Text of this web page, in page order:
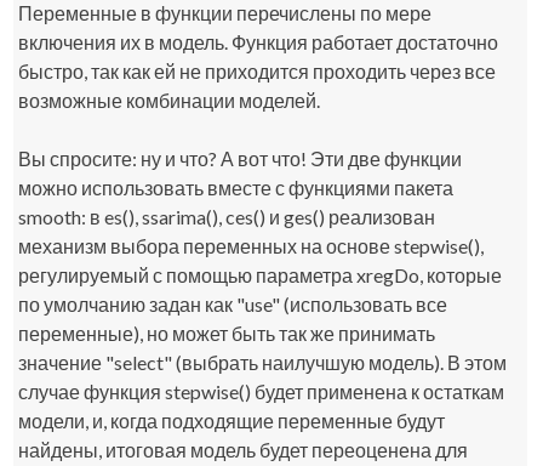
Переменные в функции перечислены по мере
включения их в модель. Функция работает достаточно
быстро, так как ей не приходится проходить через все
возможные комбинации моделей.
Вы спросите: ну и что? А вот что! Эти две функции
можно использовать вместе с функциями пакета
smooth: вes(),ssarima(),ces() иges() реализован
механизм выбора переменных на основеstepwise(),
регулируемый с помощью параметраxregDo, которые
по умолчанию задан как "use" (использовать все
переменные), но может быть так же принимать
значение "select" (выбрать наилучшую модель). В этом
случае функцияstepwise() будет применена к остаткам
модели, и, когда подходящие переменные будут
найдены, итоговая модель будет переоценена для